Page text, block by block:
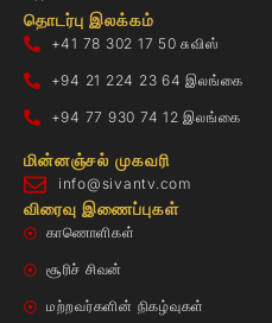
தொடர்பு இலக்கம்
+41 78 302 17 50 சுவிஸ்
+94 21 224 23 64 இலங்கை
+94 77 930 74 12 இலங்கை
மின்னஞ்சல் முகவரி
info@sivantv.com
விரைவு இணைப்புகள்
காணொளிகள்
சூரிச் சிவன்
மற்றவர்களின் நிகழ்வுகள்